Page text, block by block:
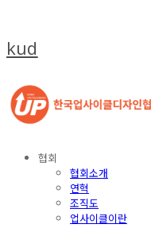
kud
협회
협회소개
연혁
조직도
업사이클이란